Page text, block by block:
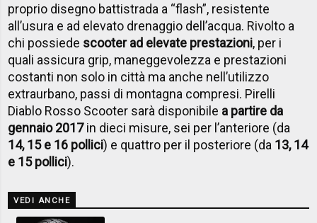
proprio disegno battistrada a “flash”, resistente
all’usura e ad elevato drenaggio dell’acqua. Rivolto a
chi possiede scooter ad elevate prestazioni, per i
quali assicura grip, maneggevolezza e prestazioni
costanti non solo in città ma anche nell’utilizzo
extraurbano, passi di montagna compresi. Pirelli
Diablo Rosso Scooter sarà disponibile a partire da
gennaio 2017in dieci misure, sei per l’anteriore (da
14, 15 e 16 pollici) e quattro per il posteriore (da 13, 14
e 15 pollici).
VEDI ANCHE